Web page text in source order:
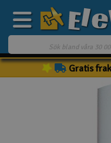
VeckansGratis